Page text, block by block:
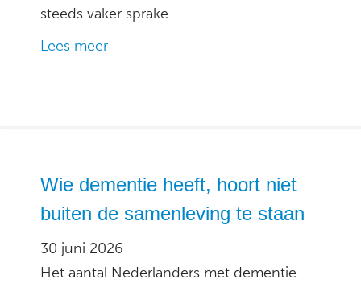
steeds vaker sprake…
Lees meer
Wie dementie heeft, hoort niet
buiten de samenleving te staan
30 juni 2026
Het aantal Nederlanders met dementie